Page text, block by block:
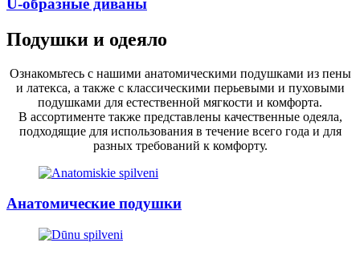
U-образные диваны
Подушки и одеяло
Ознакомьтесь с нашими анатомическими подушками из пены
и латекса, а также с классическими перьевыми и пуховыми
подушками для естественной мягкости и комфорта.
В ассортименте также представлены качественные одеяла,
подходящие для использования в течение всего года и для
разных требований к комфорту.
Анатомические подушки